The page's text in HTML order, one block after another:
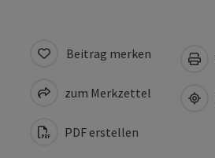
Beitrag merken
zum Merkzettel
PDF erstellen